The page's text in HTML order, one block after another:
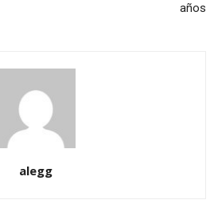
años
alegg